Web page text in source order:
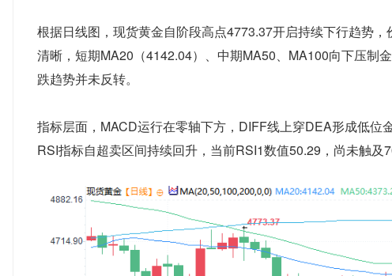
根据日线图，现货黄金自阶段高点4773.37开启持续下行趋势
清晰，短期MA20（4142.04）、中期MA50、MA100向下压制
跌趋势并未反转。
指标层面，MACD运行在零轴下方，DIFF线上穿DEA形成低位
RSI指标自超卖区间持续回升，当前RSI1数值50.29，尚未触及